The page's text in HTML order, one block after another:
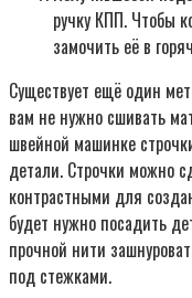
ручку КПП. Чтобы
замочить её в
Существует ещё один
вам не нужно сшивать
швейной машинке
детали. Строчки можно
контрастными для
будет нужно посадить
прочной нити
под стежками.